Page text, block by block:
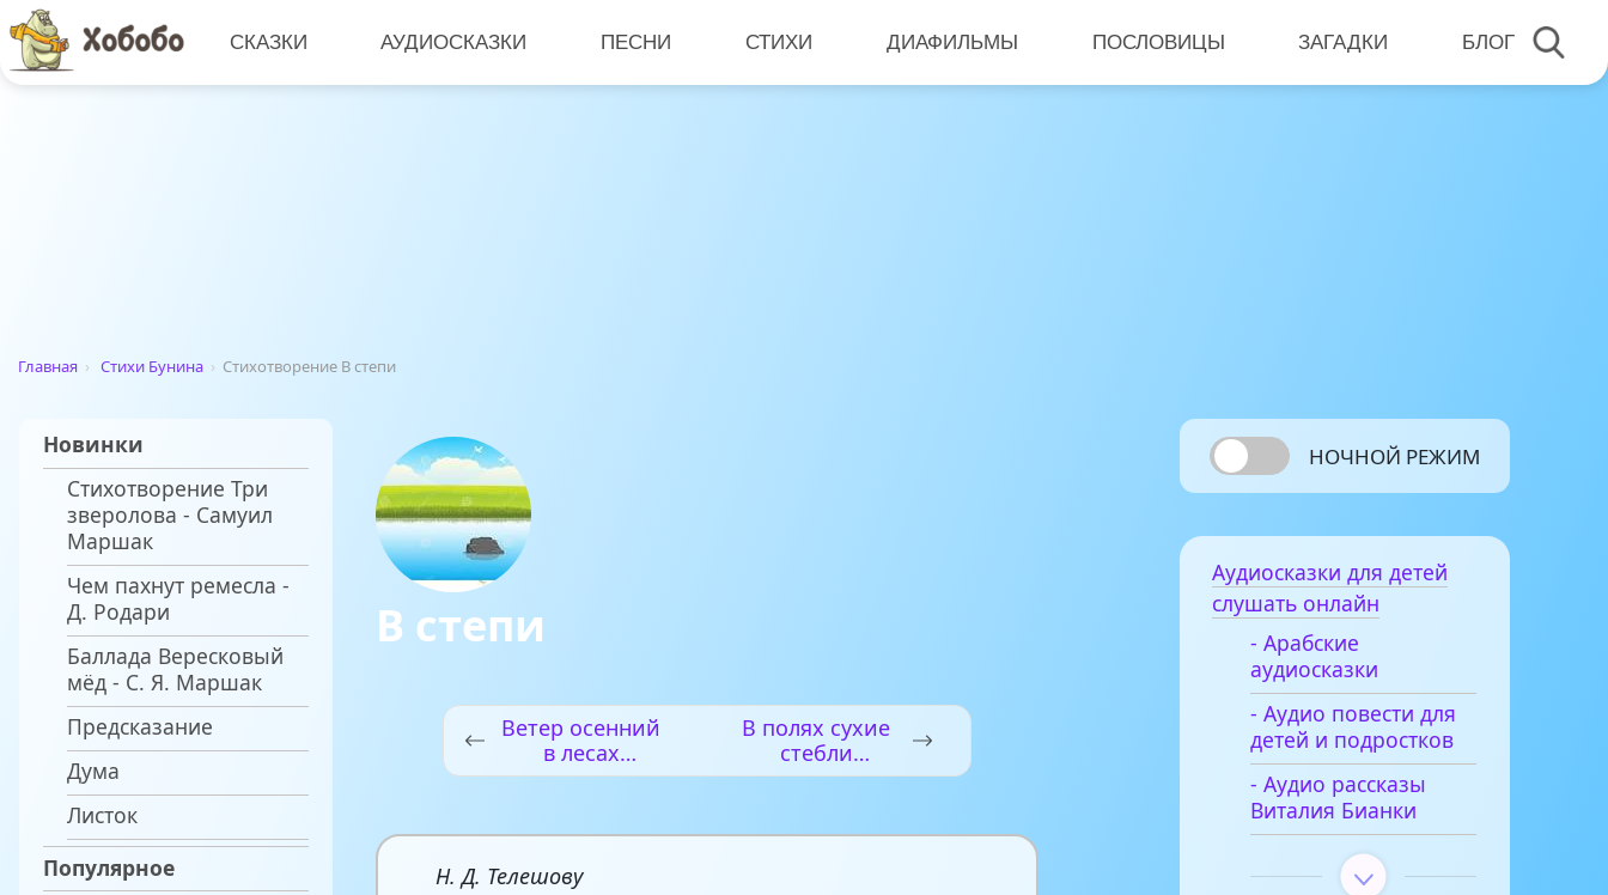
СКАЗКИ АУДИОСКАЗКИ ПЕСНИ СТИХИ ДИАФИЛЬМЫ ПОСЛОВИЦЫ ЗАГАДКИ БЛОГ
Главная › Стихи Бунина › Стихотворение В степи
Новинки
Стихотворение Три
зверолова - Самуил
Маршак
Чем пахнут ремесла -
Д. Родари
Баллада Вересковый
мёд - С. Я. Маршак
Предсказание
Дума
Листок
Популярное
В степи
Ветер осенний
в лесах
подымается
В полях сухие
стебли
кукурузы
Н. Д. Телешову
НОЧНОЙ РЕЖИМ
Аудиосказки для детей
слушать онлайн
- Арабские
аудиосказки
- Аудио повести для
детей и подростков
- Аудио рассказы
Виталия Бианки